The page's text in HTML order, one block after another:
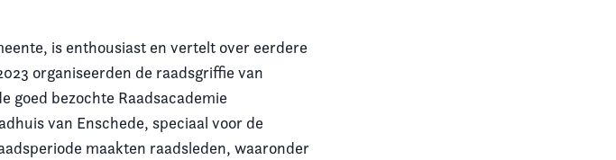
is enthousiast en vertelt over eerdere
organiseerden de raadsgriffie van
goed bezochte Raadsacademie
van Enschede, speciaal voor de
maakten raadsleden, waaronder